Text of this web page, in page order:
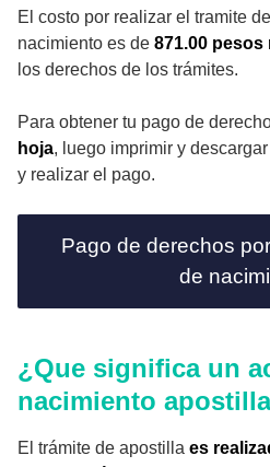
El costo por realizar el tramite
nacimiento es de 871.00
los derechos de los trámites.
Para obtener tu pago de
hoja, luego imprimir y
y realizar el pago.
Pago de derechos
de
¿Que significa un
nacimiento
El trámite de apostilla es